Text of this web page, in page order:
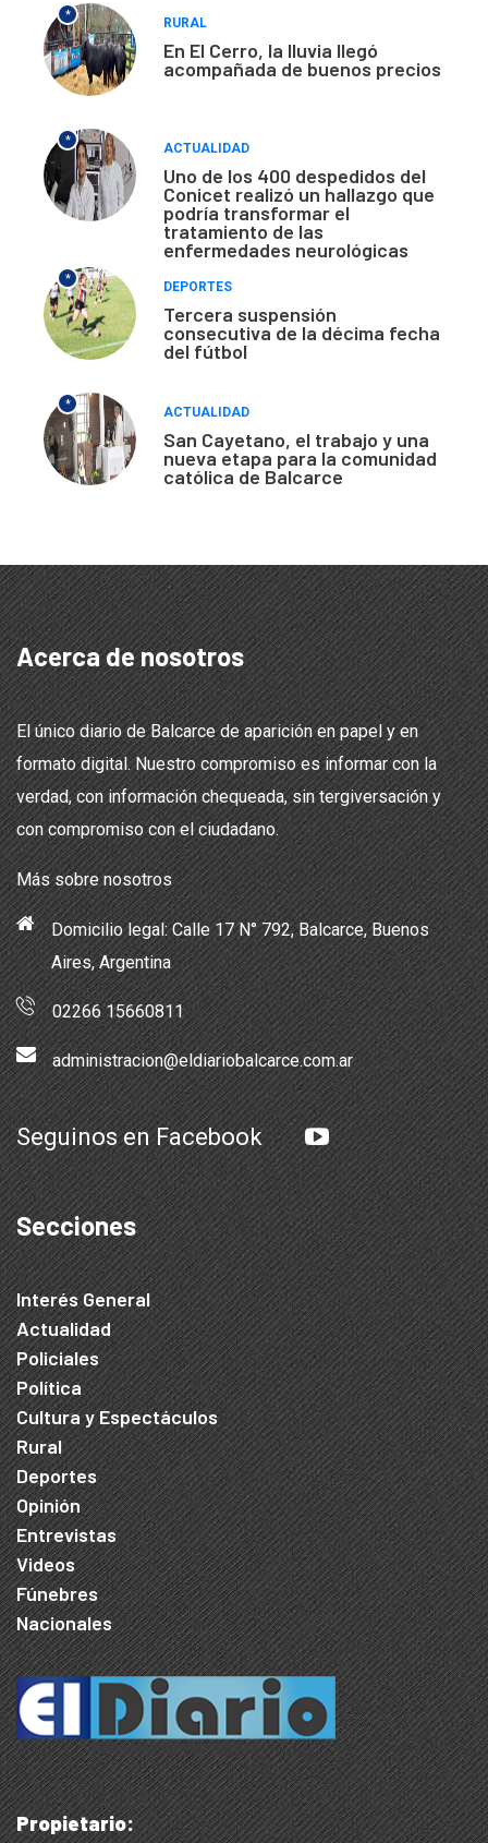
*
RURAL
En El Cerro, la lluvia llegó
acompañada de buenos precios
*
ACTUALIDAD
Uno de los 400 despedidos del
Conicet realizó un hallazgo que
podría transformar el
tratamiento de las
enfermedades neurológicas
*
DEPORTES
Tercera suspensión
consecutiva de la décima fecha
del fútbol
*
ACTUALIDAD
San Cayetano, el trabajo y una
nueva etapa para la comunidad
católica de Balcarce
Acerca de nosotros
El único diario de Balcarce de aparición en papel y en
formato digital. Nuestro compromiso es informar con la
verdad, con información chequeada, sin tergiversación y
con compromiso con el ciudadano.
Más sobre nosotros
Domicilio legal: Calle 17 N° 792, Balcarce, Buenos
Aires, Argentina
02266 15660811
administracion@eldiariobalcarce.com.ar
Seguinos en Facebook
Secciones
Interés General
Actualidad
Policiales
Política
Cultura y Espectáculos
Rural
Deportes
Opinión
Entrevistas
Videos
Fúnebres
Nacionales
Propietario: